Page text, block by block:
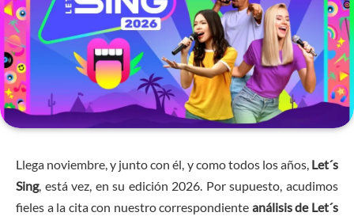
Llega noviembre, y junto con él, y como todos los años, Let´s
Sing, está vez, en su edición 2026. Por supuesto, acudimos
fieles a la cita con nuestro correspondiente análisis de Let´s